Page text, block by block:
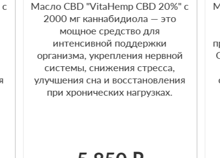
Масло CBD "VitaHemp CBD 20%" с
2000 мг каннабидиола — это
мощное средство для
интенсивной поддержки
организма, укрепления нервной
системы, снижения стресса,
улучшения сна и восстановления
при хронических нагрузках.